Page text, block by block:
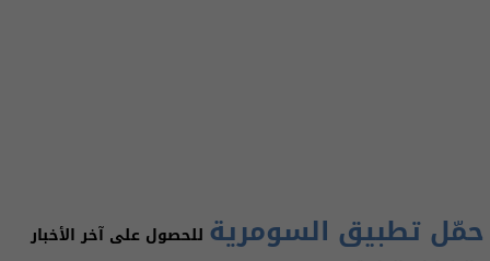
حمّل تطبيق السومرية للحصول على آخر الأخبار